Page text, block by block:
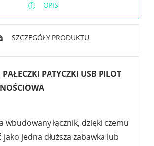
OPIS
SZCZEGÓŁY PRODUKTU
PAŁECZKI PATYCZKI USB PILOT
wbudowany łącznik, dzięki czemu
jako jedna dłuższa zabawka lub